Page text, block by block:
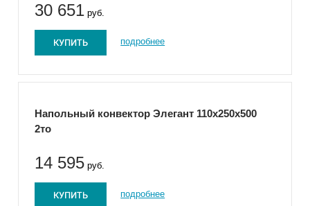
30 651 руб.
КУПИТЬ подробнее
Напольный конвектор Элегант 110x250x500
2то
14 595 руб.
КУПИТЬ подробнее